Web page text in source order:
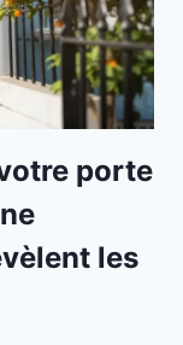
porte
les